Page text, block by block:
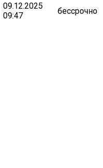
09.12.2025
09:47
бессрочно